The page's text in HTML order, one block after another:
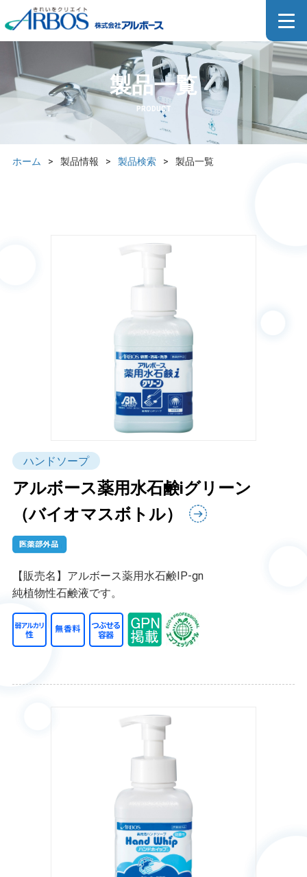
製品一覧
PRODUCT
ホーム > 製品情報 > 製品検索 > 製品一覧
ハンドソープ
アルボース薬用水石鹸iグリーン
（バイオマスボトル）
【販売名】アルボース薬用水石鹸IP-gn
純植物性石鹸液です。